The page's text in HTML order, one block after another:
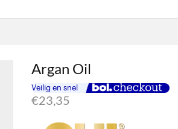
Argan Oil
€23,35